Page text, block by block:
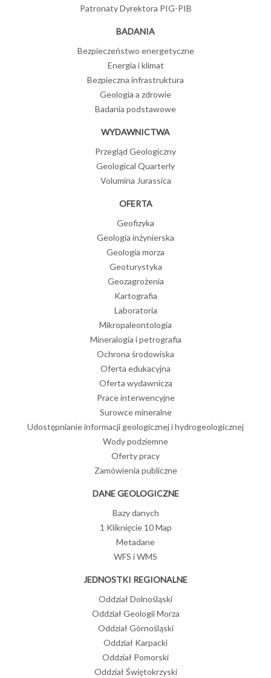
Patronaty Dyrektora PIG-PIB
BADANIA
Bezpieczeństwo energetyczne
Energia i klimat
Bezpieczna infrastruktura
Geologia a zdrowie
Badania podstawowe
WYDAWNICTWA
Przegląd Geologiczny
Geological Quarterly
Volumina Jurassica
OFERTA
Geofizyka
Geologia inżynierska
Geologia morza
Geoturystyka
Geozagrożenia
Kartografia
Laboratoria
Mikropaleontologia
Mineralogia i petrografia
Ochrona środowiska
Oferta edukacyjna
Oferta wydawnicza
Prace interwencyjne
Surowce mineralne
Udostępnianie informacji geologicznej i hydrogeologicznej
Wody podziemne
Oferty pracy
Zamówienia publiczne
DANE GEOLOGICZNE
Bazy danych
1 Kliknięcie 10 Map
Metadane
WFS i WMS
JEDNOSTKI REGIONALNE
Oddział Dolnośląski
Oddział Geologii Morza
Oddział Górnośląski
Oddział Karpacki
Oddział Pomorski
Oddział Świętokrzyski